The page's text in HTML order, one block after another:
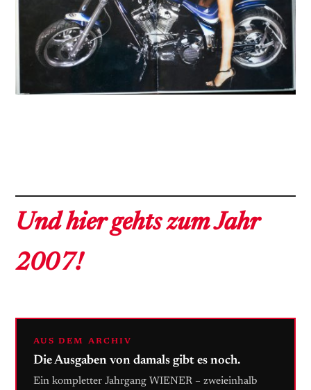
Und hier gehts zum Jahr
2007!
AUS DEM ARCHIV
Die Ausgaben von damals gibt es noch.
Ein kompletter Jahrgang WIENER – zweieinhalb